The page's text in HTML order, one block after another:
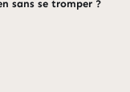
sans se tromper ?